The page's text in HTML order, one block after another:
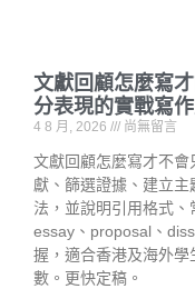
文獻回顧怎麼寫
分表現的實戰寫
4 8 月, 2026 尚無留言
文獻回顧怎麼寫才不
獻、篩選證據、建立
法，並說明引用格式
essay、proposal、
握，適合香港及海外
數。更快定稿。